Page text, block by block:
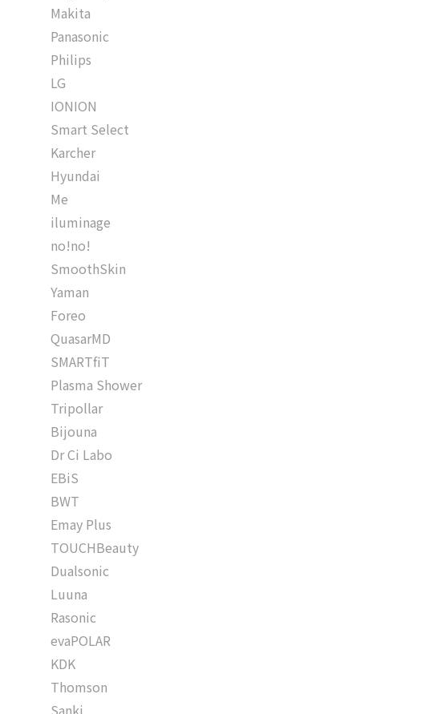
Makita
Panasonic
Philips
LG
IONION
Smart Select
Karcher
Hyundai
Me
iluminage
no!no!
SmoothSkin
Yaman
Foreo
QuasarMD
SMARTfiT
Plasma Shower
Tripollar
Bijouna
Dr Ci Labo
EBiS
BWT
Emay Plus
TOUCHBeauty
Dualsonic
Luuna
Rasonic
evaPOLAR
KDK
Thomson
Sanki